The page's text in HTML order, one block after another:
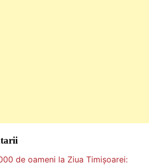
de oameni la Ziua Timișoarei: